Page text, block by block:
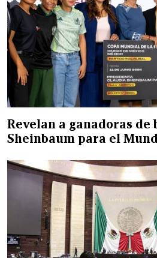
Revelan a ganadoras de
Sheinbaum para el